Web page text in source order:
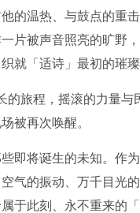
的温热、与鼓点的重
片被声音照亮的旷野
就「适诗」最初的璀璨
的旅程，摇滚的力量与
被再次唤醒。
即将诞生的未知。作
气的振动、万千目光
于此刻、永不重来的「